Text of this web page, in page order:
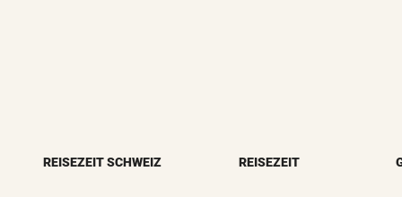
REISEZEIT SCHWEIZ REISEZEIT